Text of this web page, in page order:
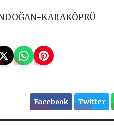
KARAKÖPRÜ
Facebook Twitter